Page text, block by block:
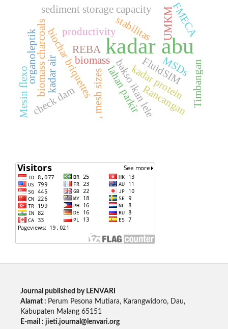
kadar abu
biomass
biochar briquettes
biomass charcoals , mesh sizes
check dam
stabilitas
sediment storage capacity
productivity
bakso ikan lele
kadar protein
kadar air
organoleptik
lahan parkir
UMKM
FluidSIM
Rancangan
REBA
Timbangan
Mesin flexo
FMECA
MSDs
Journal published by LENVARI
Alamat : Perum Pesona Mutiara, Karangwidoro, Dau,
Kabupaten Malang 65151
E-mail : jieti.journal@lenvari.org